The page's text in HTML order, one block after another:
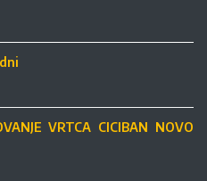
VRTCA CICIBAN NOVO